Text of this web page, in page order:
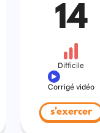
14
Difficile
Corrigé vidéo
s'exercer